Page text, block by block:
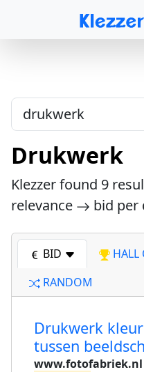
Drukwerk
Klezzer found 9
relevance
bid per
BID HALL
RANDOM
Drukwerk
tussen
www.fotofabriek.nl